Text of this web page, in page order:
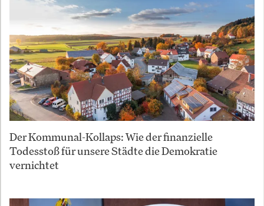
Der Kommunal-Kollaps: Wie der finanzielle
Todesstoß für unsere Städte die Demokratie
vernichtet